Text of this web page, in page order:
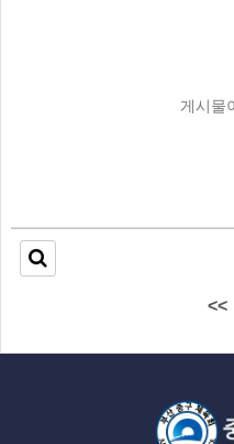
게시물
<<